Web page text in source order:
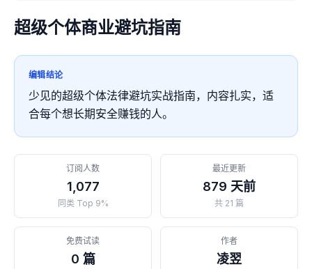
超级个体商业避坑指南
编辑结论
少见的超级个体法律避坑实战指南，内容扎实，适
合每个想长期安全赚钱的人。
订阅人数
1,077
同类 Top 9%
最近更新
879 天前
共 21 篇
免费试读
0 篇
作者
凌翌